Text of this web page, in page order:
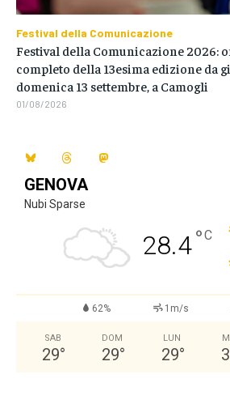
GENOVA
Nubi Sparse
28.4°C
62% 1m/s
SAB
29°
DOM
29°
LUN
29°
Festival della Comunicazione
Festival della Comunicazione 2026:
completo della 13esima edizione da
domenica 13 settembre, a Camogli
01/08/2026